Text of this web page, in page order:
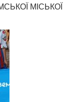
МІСЬКОЇ